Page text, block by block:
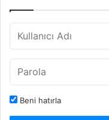
Beni hatırla